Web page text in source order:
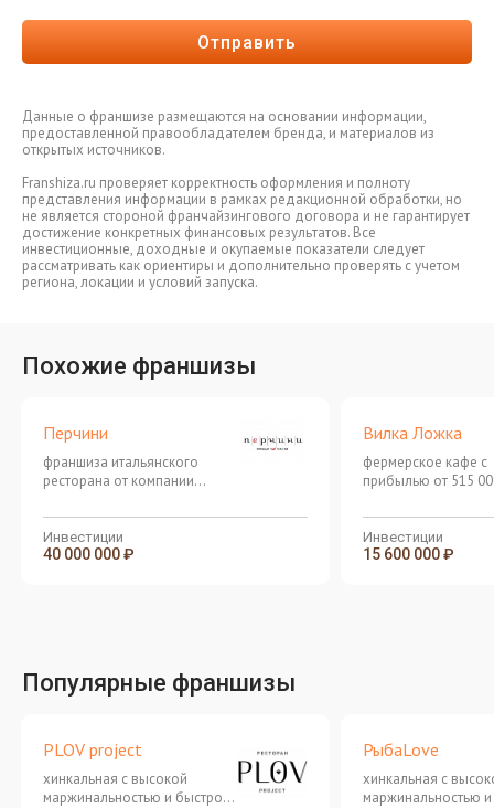
Отправить
Данные о франшизе размещаются на основании информации,
предоставленной правообладателем бренда, и материалов из
открытых источников.
Franshiza.ru проверяет корректность оформления и полноту
представления информации в рамках редакционной обработки, но
не является стороной франчайзингового договора и не гарантирует
достижение конкретных финансовых результатов. Все
инвестиционные, доходные и окупаемые показатели следует
рассматривать как ориентиры и дополнительно проверять с учетом
региона, локации и условий запуска.
Похожие франшизы
Перчини
франшиза итальянского
ресторана от компании
Инвестиции
40 000 000 ₽
Вилка Ложка
фермерское кафе с
прибылью от 515
Инвестиции
15 600 000 ₽
Популярные франшизы
PLOV project
хинкальная с высокой
маржинальностью и быстрой
РыбаLove
хинкальная с
маржинальностью